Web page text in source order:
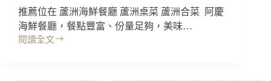
~
冬
山
鄉
推薦位在 蘆洲海鮮餐廳 蘆洲桌菜 蘆洲合菜 阿慶
海鮮餐廳，餐點豐富、份量足夠，美味…
閱讀全文
新